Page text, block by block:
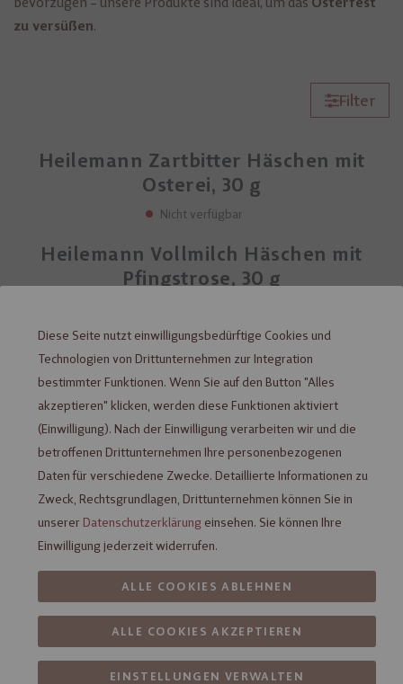
zu versüßen.
Filter
Heilemann Zartbitter Häschen mit
Osterei, 30 g
Nicht verfügbar
Heilemann Vollmilch Häschen mit
Pfingstrose, 30 g
Diese Seite nutzt einwilligungsbedürftige Cookies und
Technologien von Drittunternehmen zur Integration
bestimmter Funktionen. Wenn Sie auf den Button "Alles
akzeptieren" klicken, werden diese Funktionen aktiviert
(Einwilligung). Nach der Einwilligung verarbeiten wir und die
betroffenen Drittunternehmen Ihre personenbezogenen
Daten für verschiedene Zwecke. Detaillierte Informationen zu
Zweck, Rechtsgrundlagen, Drittunternehmen können Sie in
unserer Datenschutzerklärung einsehen. Sie können Ihre
Einwilligung jederzeit widerrufen.
EINSTELLUNGEN VERWALTEN
ALLE COOKIES AKZEPTIEREN
ALLE COOKIES ABLEHNEN